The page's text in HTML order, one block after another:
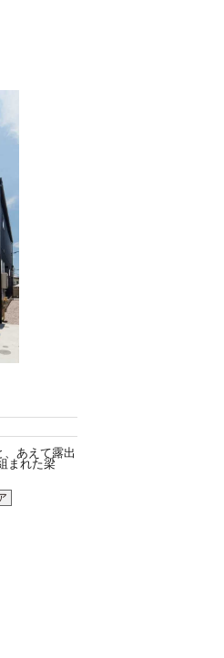
、あえて露出
まれた梁